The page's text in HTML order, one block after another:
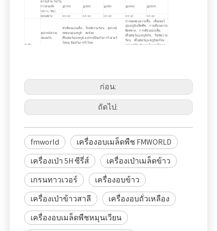
ความสามารถใน
การอบแห้ง
(กก.% / ชม.)
≧7000 ≧8000 ≧8500 ≧10000 ≧16000
แบบอย่าง 0.5~1.0 0.5~1.0 0.5~1.0 0.5~1.0 0.5~1.0
บันทึก
อุปกรณ์ความ
ปลอดภัย
คำเตือนแบบเต็ม、 รีเลย์ความร้อน、 อุปกรณ์
ทดสอบอุณหภูมิ、 ลมร้อน
เซ็นเซอร์อุณหภูมิ, อุปกรณ์ป้องกันการโอเวอร์
โหลด, ป้องกันการรั่วไหล
การทดสอบความชื้น、 เซ็นเซอร์
อุณหภูมิเมล็ดพืช、 การเตือนความ
ผิดพลาด、 การเตือนแบบเต็ม、
เซ็นเซอร์อุณหภูมิเกิน、 รีเลย์ความ
ร้อน、 เซ็นเซอร์อุณหภูมิลมร้อน
อุปกรณ์ป้องกันการโอเวอร์โหลด
ก่อน:
ถัดไป:
fmworld
เครื่องอบเมล็ดพืช FMWORLD
เครื่องเป่า 5H ซีรี่ส์
เครื่องเป่าเมล็ดข้าว
เกรนทาวเวอร์
เครื่องอบข้าว
เครื่องเป่าข้าวสาลี
เครื่องอบถั่วเหลือง
เครื่องอบเมล็ดพืชหมุนเวียน